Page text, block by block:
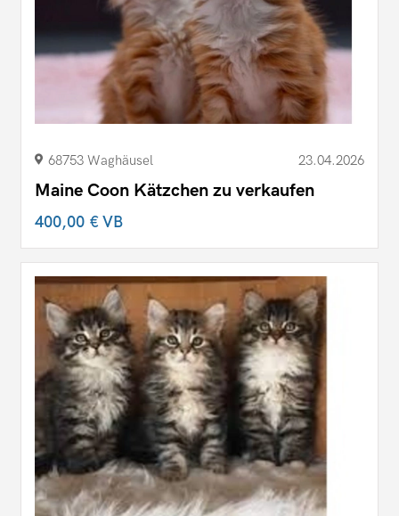
68753 Waghäusel 23.04.2026
Maine Coon Kätzchen zu verkaufen
400,00 €VB